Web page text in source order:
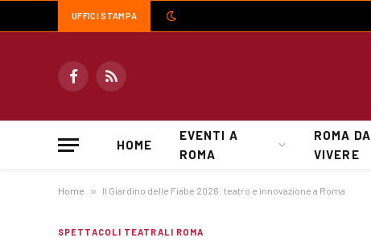
UFFICI STAMPA
FacebookRSS
HOME
EVENTI A
ROMA
ROMA DA
VIVERE
Home » Il Giardino delle Fiabe 2026: teatro e innovazione a Roma
SPETTACOLI TEATRALI ROMA